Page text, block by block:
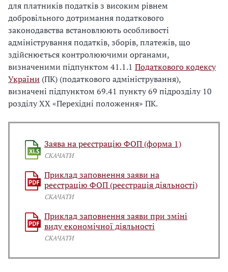
для платників податків з високим рівнем
добровільного дотримання податкового
законодавства встановлюють особливості
адміністрування податків, зборів, платежів, що
здійснюється контролюючими органами,
визначеними підпунктом 41.1.1 Податкового кодексу
України (ПК) (податкового адміністрування),
визначені підпунктом 69.41 пункту 69 підрозділу 10
розділу ХХ «Перехідні положення» ПК.
Заява на реєстрацію ФОП (форма 1)
СКАЧАТИ
Приклад заповнення заяви на
реєстрацію ФОП (реєстрація діяльності)
СКАЧАТИ
Приклад заповнення заяви при зміні
виду економічної діяльності
СКАЧАТИ